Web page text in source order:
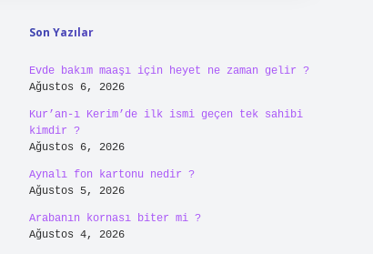
Son Yazılar
Evde bakım maaşı için heyet ne zaman gelir ?
Ağustos 6, 2026
Kur’an-ı Kerim’de ilk ismi geçen tek sahibi
kimdir ?
Ağustos 6, 2026
Aynalı fon kartonu nedir ?
Ağustos 5, 2026
Arabanın kornası biter mi ?
Ağustos 4, 2026